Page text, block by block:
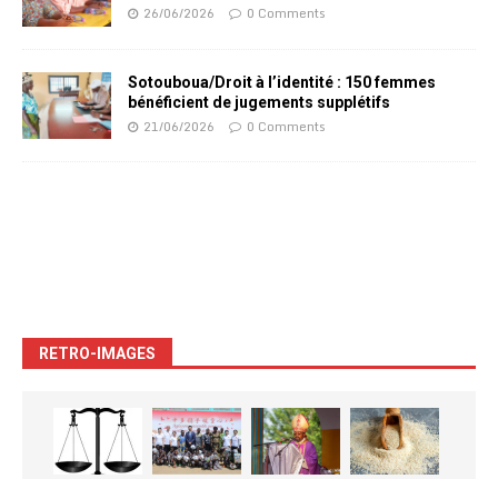
26/06/2026 0 Comments
Sotouboua/Droit à l’identité : 150 femmes
bénéficient de jugements supplétifs
21/06/2026 0 Comments
RETRO-IMAGES